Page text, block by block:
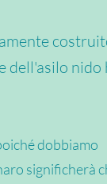
dell'asilo nido
dobbiamo
significherà